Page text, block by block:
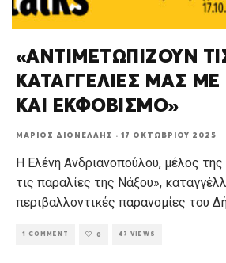
«ΑΝΤΙΜΕΤΩΠΙΖΟΥΝ
ΚΑΤΑΓΓΕΛΙΕΣ ΜΑΣ ΜΕ
ΚΑΙ ΕΚΦΟΒΙΣΜΟ»
ΜΆΡΙΟΣ ΔΙΟΝΈΛΛΗΣ · 17 ΟΚΤΩΒΡΊΟΥ 2025
Η Ελένη Ανδριανοπούλου, μέλος
τις παραλίες της Νάξου»,
περιβαλλοντικές παρανομίες του
1 COMMENT 0 47 VIEWS